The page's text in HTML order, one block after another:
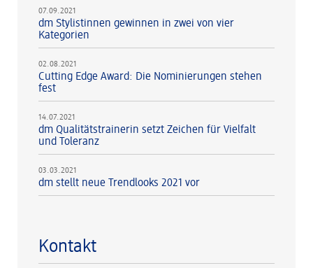
07.09.2021
dm Stylistinnen gewinnen in zwei von vier
Kategorien
02.08.2021
Cutting Edge Award: Die Nominierungen stehen
fest
14.07.2021
dm Qualitätstrainerin setzt Zeichen für Vielfalt
und Toleranz
03.03.2021
dm stellt neue Trendlooks 2021 vor
Kontakt